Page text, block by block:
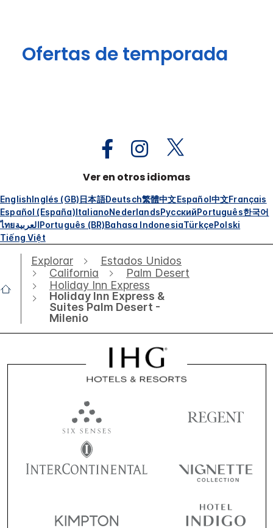
Ofertas de temporada
Ver en otros idiomas
EnglishInglés (GB)日本語Deutsch繁體中文Español中文Français
Español (España)ItalianoNederlandsРусскийPortuguês한국어
ไทยالعربيةPortuguês (BR)Bahasa IndonesiaTürkçePolski
Tiếng Việt
Explorar
Estados Unidos
California
Palm Desert
Holiday Inn Express
Holiday Inn Express &
Suites Palm Desert -
Milenio